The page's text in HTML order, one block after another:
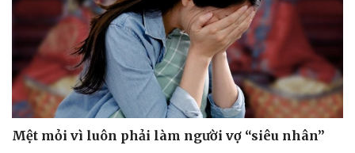
Doanh nghiệp
Thông tin doanh nghiệp
Doanh nghiệp 24h
Doanh nhân
Vì cộng đồng
Công nghệ
Sành điệu
Tin Công nghệ
Trải nghiệm
Chuyển đổi số
Mệt mỏi vì luôn phải làm người vợ “siêu nhân”